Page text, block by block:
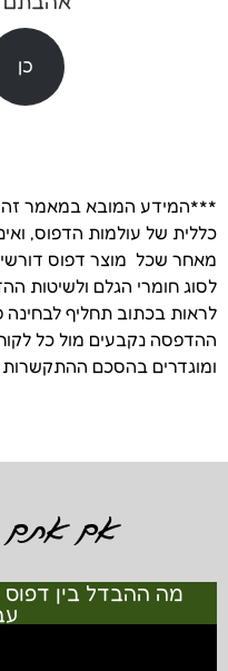
כן
***המידע המובא במאמר זה
כללית של עולמות הדפוס,
מאחר שכל מוצר דפוס
לסוג חומרי הגלם ולשיטות
לראות בכתוב תחליף לבחינה
ההדפסה נקבעים מול כל
ומוגדרים בהסכם
אם אתם
מה ההבדל בין דפוס